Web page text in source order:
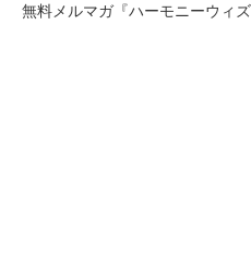
無料メルマガ『ハーモニーウィ